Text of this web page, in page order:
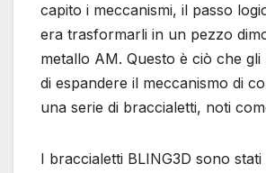
capito i meccanismi, il passo
era trasformarli in un pezzo
metallo AM. Questo è ciò che gli
di espandere il meccanismo di
una serie di braccialetti, noti
I braccialetti BLING3D sono stati